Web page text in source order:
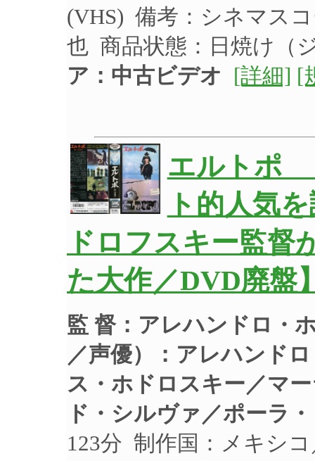
(VHS) 備考：シネマス
也 商品状態：日焼け（
ア：中古ビデオ [詳細] [
エルトポ
ト的人気
ドロフスキー監督
た大作／DVD廃盤
監 督：アレハンドロ・
／声優）： アレハンド
ス・ホドロスキー／マ
ド・シルヴァ／ポーラ
123分 制作国：メキシ